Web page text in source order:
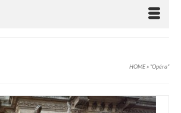
HOME» “Opéra“